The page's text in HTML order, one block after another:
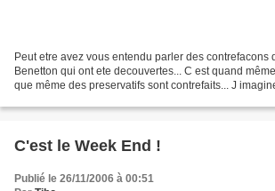
Peut etre avez vous entendu parler des contrefacons
Benetton qui ont ete decouvertes... C est quand
que même des preservatifs sont contrefaits... J
C'est le Week End !
Publié le 26/11/2006 à 00:51